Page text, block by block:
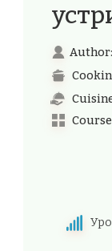
Author: